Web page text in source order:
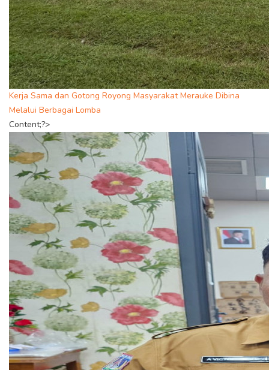
Kerja Sama dan Gotong Royong Masyarakat Merauke Dibina
Melalui Berbagai Lomba
Content;?>